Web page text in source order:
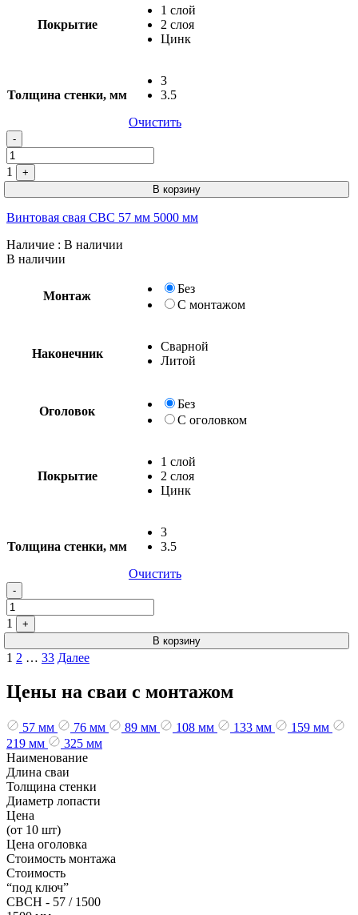
Покрытие
1 слой
2 слоя
Цинк
Толщина стенки, мм
3
3.5
Очистить
Quantity
-
1
+
В корзину
Винтовая свая СВС 57 мм 5000 мм
Наличие : В наличии
В наличии
Монтаж
Без
С монтажом
Наконечник
Сварной
Литой
Оголовок
Без
С оголовком
Покрытие
1 слой
2 слоя
Цинк
Толщина стенки, мм
3
3.5
Очистить
Quantity
-
1
+
В корзину
Пагинация
записей
1 2 … 33 Далее
Цены на сваи с монтажом
57 мм 76 мм 89 мм 108 мм 133 мм
159 мм
219 мм
325 мм
Наименование
Длина сваи
Толщина стенки
Диаметр лопасти
Цена
(от 10 шт)
Цена оголовка
Стоимость монтажа
Стоимость
“под ключ”
СВСН - 57 / 1500